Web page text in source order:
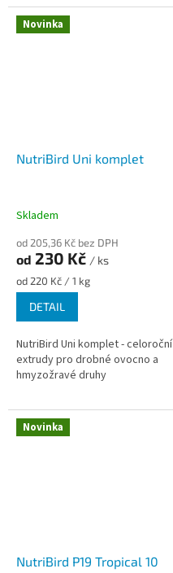
Novinka
NutriBird Uni komplet
Skladem
od 205,36 Kč bez DPH
od 230 Kč / ks
Měrná
cena:
od 220 Kč / 1 kg
DETAIL
NutriBird Uni komplet - celoroční
extrudy pro drobné ovocno a
hmyzožravé druhy
Novinka
NutriBird P19 Tropical 10